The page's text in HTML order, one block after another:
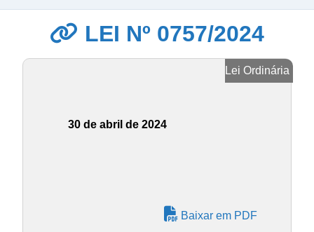
LEI Nº 0757/2024
Lei Ordinária
30 de abril de 2024
Baixar em PDF